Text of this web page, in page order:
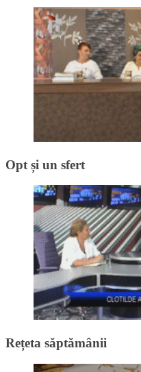
Opt și un sfert
Rețeta săptămânii